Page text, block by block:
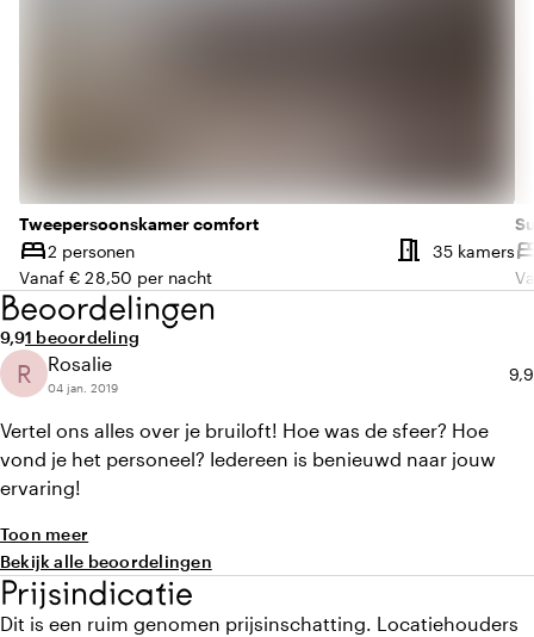
Tweepersoonskamer comfort
bed
Capaciteit
2 personen meeting_room
35 kamers
Vanaf € 28,50 per nacht
Beoordelingen
Gemiddelde beoordeling van 9,9 uit 10
9,9Aantal beoordelingen: 1
1 beoordeling
R Rosalie
04 jan. 2019
9,9
Vertel ons alles over je bruiloft! Hoe was de sfeer? Hoe
vond je het personeel? Iedereen is benieuwd naar jouw
ervaring!
Toon meer
Bekijk alle beoordelingen
Prijsindicatie
Dit is een ruim genomen prijsinschatting. Locatiehouders